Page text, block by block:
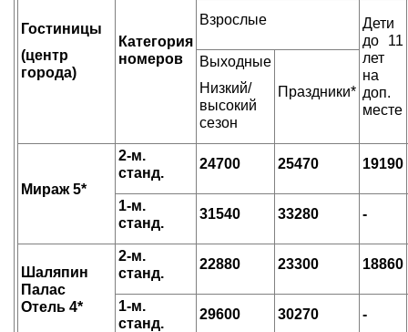
Гостиницы
(центр
города)
Категория
номеров
Взрослые
Дети
до 11
лет
на
доп.
месте
Выходные
Низкий/
высокий
сезон
Праздники*
Мираж 5*
2-м.
станд.
24700 25470 19190
1-м.
станд.
31540 33280 -
Шаляпин
Палас
Отель 4*
2-м.
станд.
22880 23300 18860
1-м.
станд.
29600 30270 -